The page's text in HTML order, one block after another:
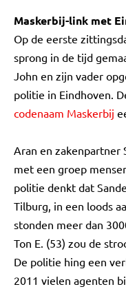
Maskerbij-link met
Op de eerste
sprong in de tijd
John en zijn vader
politie in Eindhoven.
codenaam Maskerbij
Aran en zakenpartner
met een groep
politie denkt dat
Tilburg, in een loods
stonden meer dan
Ton E. (53) zou de
De politie hing een
2011 vielen agenten